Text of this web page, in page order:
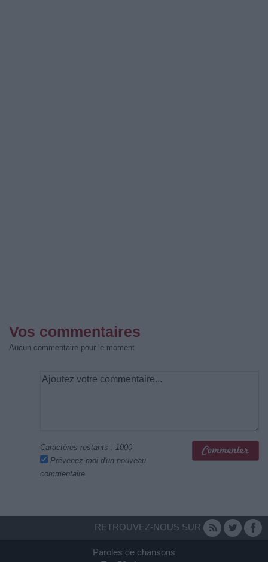
Vos commentaires
Aucun commentaire pour le moment
Caractères restants : 1000
Prévenez-moi d'un nouveau
commentaire
RETROUVEZ-NOUS SUR
Paroles de chansons